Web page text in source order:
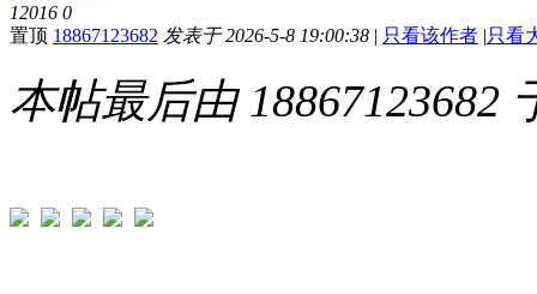
12016 0
置顶 18867123682 发表于 2026-5-8 19:00:38 | 只看该作者 |只看
本帖最后由 18867123682